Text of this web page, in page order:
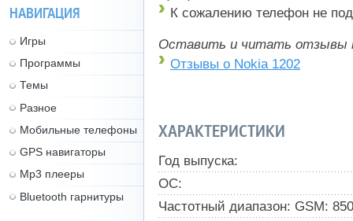
К сожалению телефон не
Оставить и читать отзывы
Отзывы о Nokia 1202
ХАРАКТЕРИСТИКИ
Год выпуска:
ОС:
Частотный диапазон: GSM:
НАВИГАЦИЯ
Игры
Программы
Темы
Разное
Мобильные телефоны
GPS навигаторы
Mp3 плееры
Bluetooth гарнитуры